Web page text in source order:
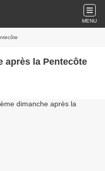
MENU
après la Pentecôte